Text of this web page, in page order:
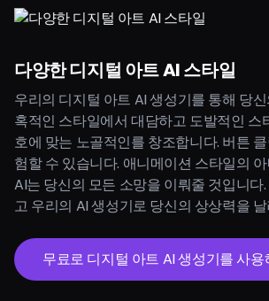
다양한 디지털 아트 AI 스타일
우리의 디지털 아트 AI 생성기를 통해 당
혹적인 스타일에서 대담하고 도발적인
호에 맞는 노골적인를 창조합니다. 버튼
험할 수 있습니다. 애니메이션 스타일의
AI는 당신의 모든 소망을 이뤄줄 것입니
고 우리의 AI 생성기로 당신의 상상력을
무료로 디지털 아트 AI 생성기를 사용